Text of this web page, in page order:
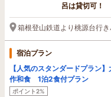
呂は貸切可！
箱根登山鉄道より桃源台行
宿泊プラン
【人気のスタンダードプラン
作和食 1泊2食付プラン
ポイント2%